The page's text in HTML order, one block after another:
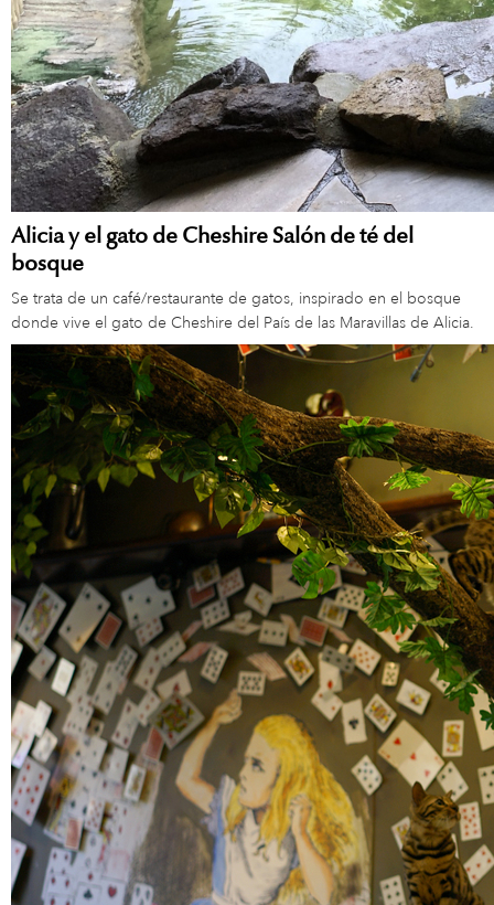
Alicia y el gato de Cheshire Salón de té del
bosque
Se trata de un café/restaurante de gatos, inspirado en el bosque
donde vive el gato de Cheshire del País de las Maravillas de Alicia.